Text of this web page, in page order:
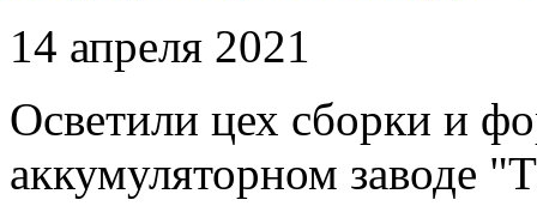
14 апреля 2021
Осветили цех сборки и
аккумуляторном заводе